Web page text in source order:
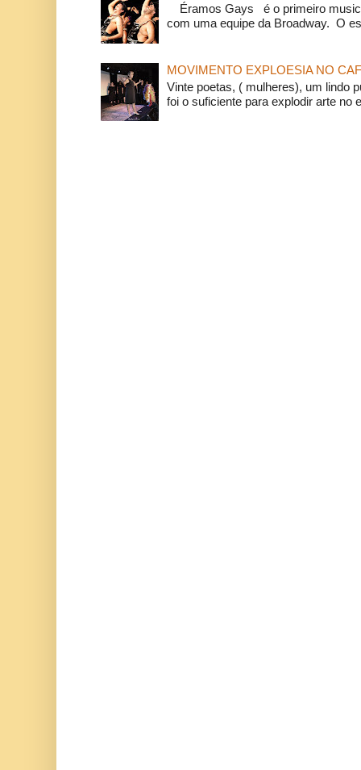
Éramos Gays é o primeiro
com uma equipe da Broadway. O
MOVIMENTO EXPLOESIA NO
Vinte poetas, ( mulheres), um lindo
foi o suficiente para explodir arte no